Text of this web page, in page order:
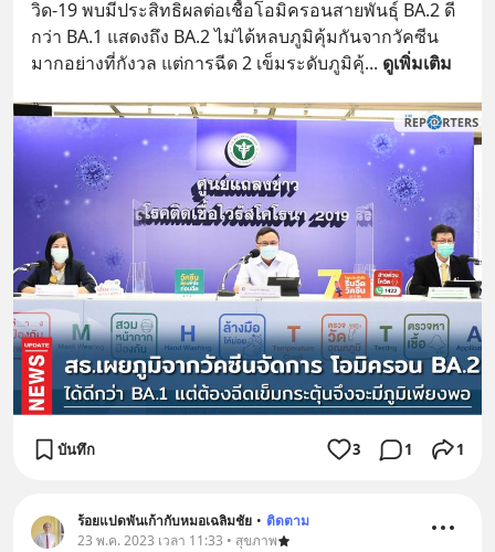
วิด-19 พบมีประสิทธิผลต่อเชื้อโอมิครอนสายพันธุ์ BA.2 ดี
กว่า BA.1 แสดงถึง BA.2 ไม่ได้หลบภูมิคุ้มกันจากวัคซีน
มากอย่างที่กังวล แต่การฉีด 2 เข็มระดับภูมิคุ้... ดูเพิ่มเติม
บันทึก 3 1 1
ร้อยแปดพันเก้ากับหมอเฉลิมชัย • ติดตาม
23 พ.ค. 2023 เวลา 11:33 • สุขภาพ